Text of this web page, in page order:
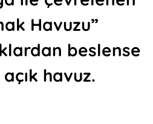
Havuzu”
beslense
havuz.